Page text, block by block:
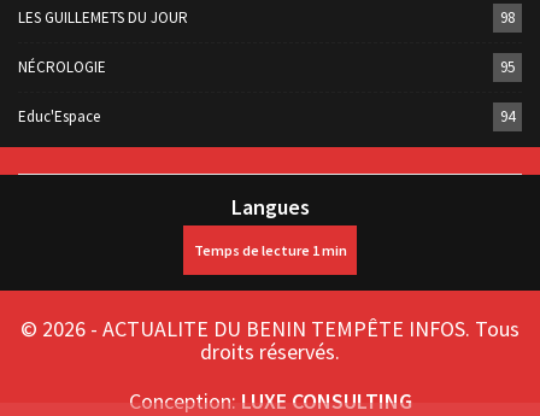
LES GUILLEMETS DU JOUR 98
NÉCROLOGIE 95
Educ'Espace 94
Langues
© 2026 - ACTUALITE DU BENIN TEMPÊTE INFOS. Tous
droits réservés.
Conception: LUXE CONSULTING